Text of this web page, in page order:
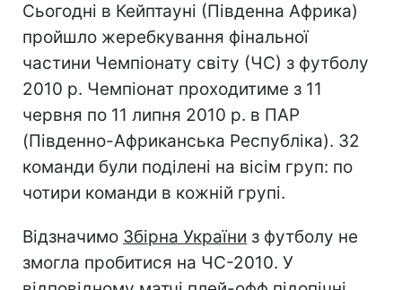
Сьогодні в Кейптауні (Південна Африка)
пройшло жеребкування фінальної
частини Чемпіонату світу (ЧС) з футболу
2010 р. Чемпіонат проходитиме з 11
червня по 11 липня 2010 р. в ПАР
(Південно-Африканська Республіка). 32
команди були поділені на вісім груп: по
чотири команди в кожній групі.
Відзначимо Збірна України з футболу не
змогла пробитися на ЧС-2010. У